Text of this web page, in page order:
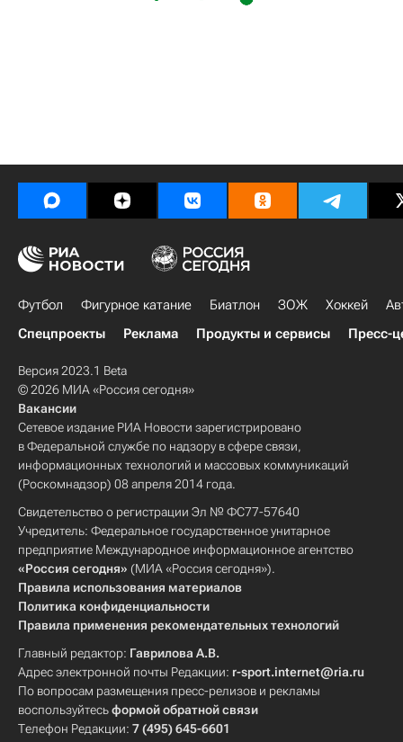
Футбол Фигурное катание Биатлон ЗОЖ Хоккей
Спецпроекты
Реклама Продукты и сервисы Пресс-
Версия 2023.1 Beta
© 2026 МИА «Россия сегодня»
Вакансии
Сетевое издание РИА Новости зарегистрировано
в Федеральной службе по надзору в сфере связи,
информационных технологий и массовых коммуникаций
(Роскомнадзор) 08 апреля 2014 года.
Свидетельство о регистрации Эл № ФС77-57640
Учредитель: Федеральное государственное унитарное
предприятие Международное информационное агентство
«Россия сегодня» (МИА «Россия сегодня»).
Правила использования материалов
Политика конфиденциальности
Правила применения рекомендательных технологий
Главный редактор: Гаврилова А.В.
Адрес электронной почты Редакции: r-sport.internet@ria.ru
По вопросам размещения пресс-релизов и рекламы
воспользуйтесьформой обратной связи
Телефон Редакции: 7 (495) 645-6601